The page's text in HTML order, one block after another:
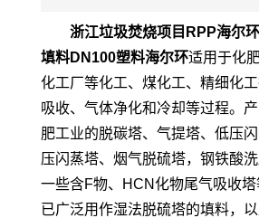
浙江垃圾焚烧项目RPP海尔环
填料DN100塑料海尔环适用于化
化工厂等化工、煤化工、精细化
吸收、气体净化和冷却等过程。
肥工业的脱碳塔、气提塔、低压
压闪蒸塔、烟气脱硫塔，钢铁酸
一些含F物、HCN化物尾气吸收
已广泛用作湿法脱硫塔的填料，